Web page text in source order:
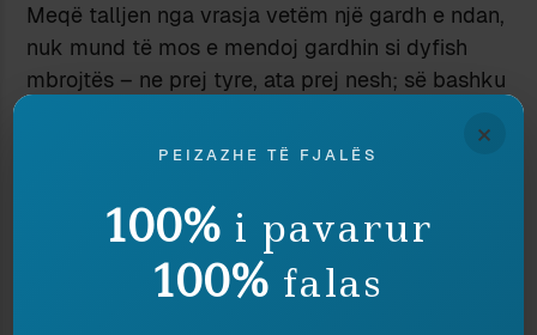
Meqë talljen nga vrasja vetëm një gardh e ndan,
nuk mund të mos e mendoj gardhin si dyfish
mbrojtës – ne prej tyre, ata prej nesh; së bashku
përtejme. Po cila marrëzi?
çunave të mëhallës e humbën virgjërinë duke u
praktikuar me një jevgë budallaqe e madhoshe,
me dhëmbët e para të thyera e që i vareshin
jargët nga goja; nuk di kur filloi ajo e shkretë të
×
PEIZAZHE TË FJALËS
100% i pavarur
100% falas